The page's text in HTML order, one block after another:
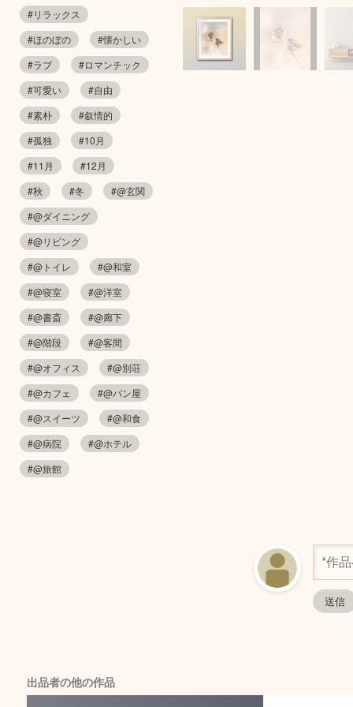
#リラックス
#ほのぼの
#懐かしい
#ラブ
#ロマンチック
#可愛い
#自由
#素朴
#叙情的
#孤独
#10月
#11月
#12月
#秋
#冬
#@玄関
#@ダイニング
#@リビング
#@トイレ
#@和室
#@寝室
#@洋室
#@書斎
#@廊下
#@階段
#@客間
#@オフィス
#@別荘
#@カフェ
#@パン屋
#@スイーツ
#@和食
#@病院
#@ホテル
#@旅館
出品者の他の作品